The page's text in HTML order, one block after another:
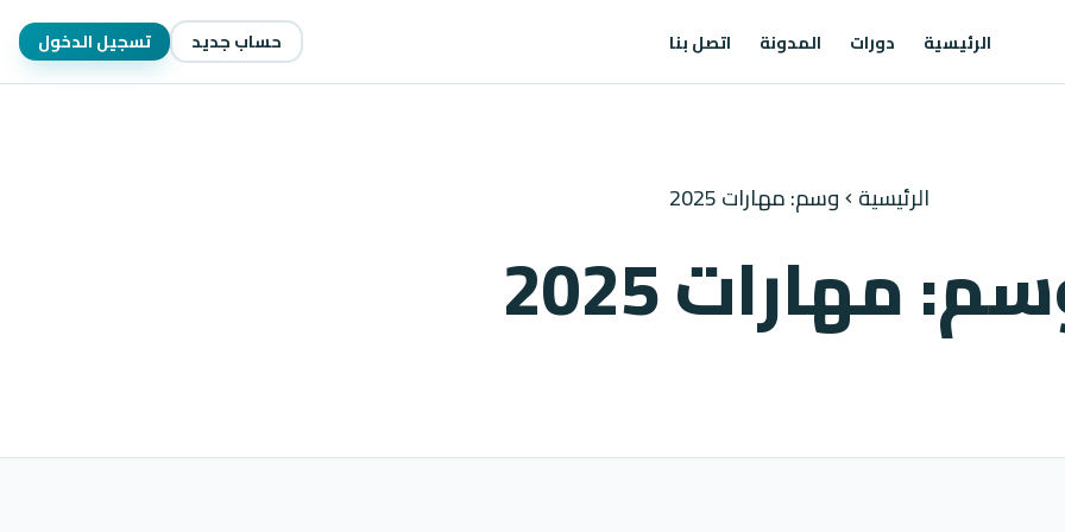
الرئيسية دورات المدونة اتصل بنا حساب جديد تسجيل الدخول
الرئيسية chevron_left وسم: مهارات 2025
مهارات 2025